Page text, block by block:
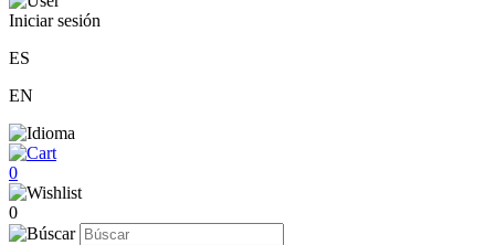
Iniciar sesión
ES
EN
0
0